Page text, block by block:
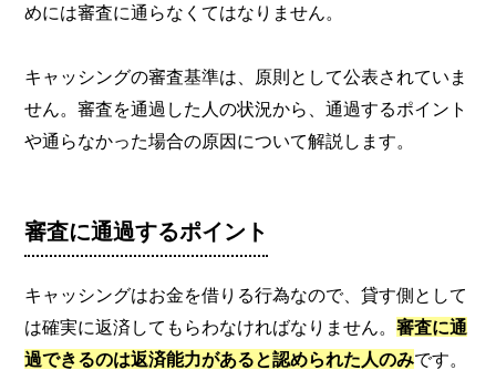
めには審査に通らなくてはなりません。
キャッシングの審査基準は、原則として公表されていま
せん。審査を通過した人の状況から、通過するポイント
や通らなかった場合の原因について解説します。
審査に通過するポイント
キャッシングはお金を借りる行為なので、貸す側として
は確実に返済してもらわなければなりません。審査に通
過できるのは返済能力があると認められた人のみです。